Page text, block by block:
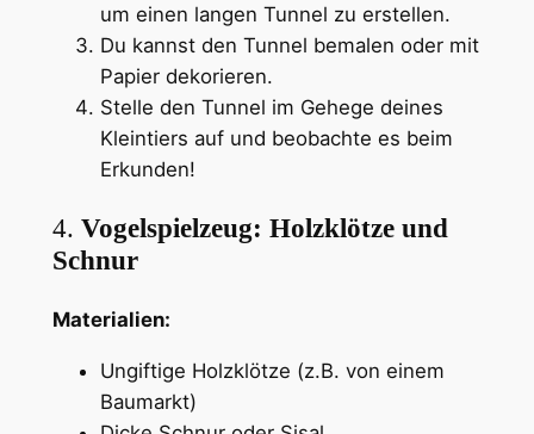
um einen langen Tunnel zu erstellen.
Du kannst den Tunnel bemalen oder mit
Papier dekorieren.
Stelle den Tunnel im Gehege deines
Kleintiers auf und beobachte es beim
Erkunden!
4. Vogelspielzeug: Holzklötze und
Schnur
Materialien:
Ungiftige Holzklötze (z.B. von einem
Baumarkt)